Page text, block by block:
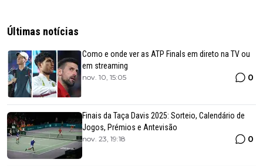
Últimas notícias
Como e onde ver as ATP Finals em direto na TV ou
em streaming
nov. 10, 15:05 0
Finais da Taça Davis 2025: Sorteio, Calendário de
Jogos, Prémios e Antevisão
nov. 23, 19:18 0